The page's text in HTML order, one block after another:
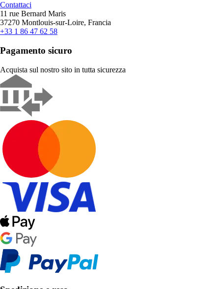
Contattaci
11 rue Bernard Maris
37270 Montlouis-sur-Loire, Francia
+33 1 86 47 62 58
Pagamento sicuro
Acquista sul nostro sito in tutta sicurezza